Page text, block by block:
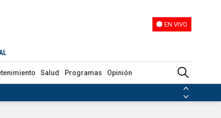
EN VIVO
Salud Programas Opinión